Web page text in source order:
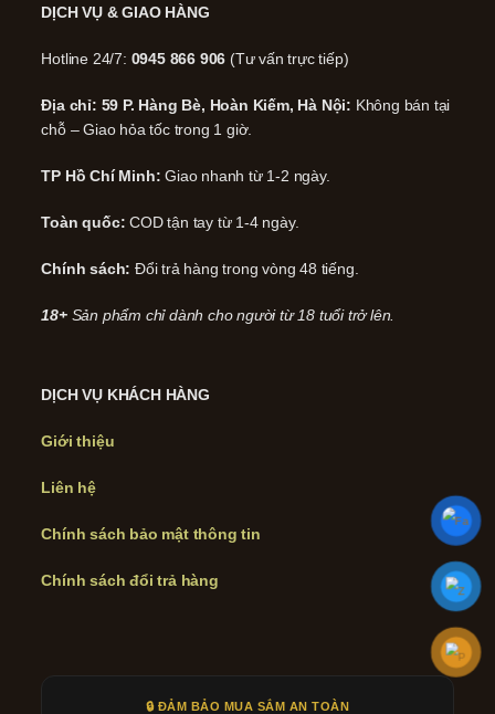
DỊCH VỤ & GIAO HÀNG
Hotline 24/7: 0945 866 906 (Tư vấn trực tiếp)
Địa chỉ: 59 P. Hàng Bè, Hoàn Kiếm, Hà Nội: Không bán tại
chỗ – Giao hỏa tốc trong 1 giờ.
TP Hồ Chí Minh: Giao nhanh từ 1-2 ngày.
Toàn quốc: COD tận tay từ 1-4 ngày.
Chính sách: Đổi trả hàng trong vòng 48 tiếng.
18+ Sản phẩm chỉ dành cho người từ 18 tuổi trở lên.
DỊCH VỤ KHÁCH HÀNG
Giới thiệu
Liên hệ
Chính sách bảo mật thông tin
Chính sách đổi trả hàng
🔒 ĐẢM BẢO MUA SẮM AN TOÀN